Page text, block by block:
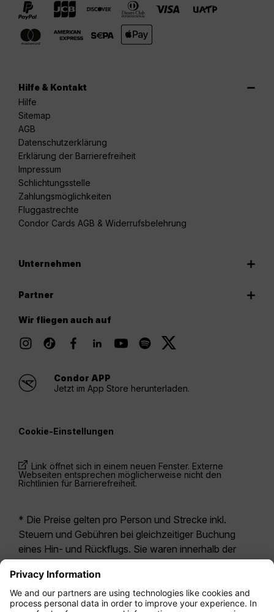
Hilfe & Kontakt
Hilfe
Sitemap
AGB
Datenschutzerklärung
Erklärung der Barrierefreiheit
Impressum
Schlichtungsstelle
Zahlungsmöglichkeiten
Fluggastrechte
Condor Cards AGB & Widerrufsbelehrung
Unternehmen
Partner
Wir fliegen auch auf
Condor APP
Jetzt im App Store herunterladen.
Cookie-Einstellungen
Link öffnet sich in einem neuen Fenster. Externe
Webseiten entsprechen möglicherweise nicht den
Richtlinien für Barrierefreiheit.
* Die Preise gelten pro Person und Strecke inkl.
Steuern und Gebühren bei gleichzeitiger Buchung
eines Hin- und Rückflugs. Sie waren innerhalb der
möglicherweise nicht mehr aktuell. Bei den für die
Economy Class angegebenen Tarifen handelt es
sich i.d.R. um Economy Zero, unsere restriktivste